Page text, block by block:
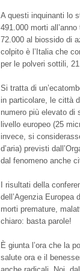
A questi inquinanti lo
491.000 morti
72.000 al biossido di
colpito è l’Italia che
per le polveri sottili,
Si tratta di
in particolare, le città
numero più elevato di
livello europeo (25
invece, si
d’aria) previsti
dal fenomeno anche
I risultati della
dell’Agenzia Europea
morti premature,
chiaro: basta parole!
È giunta l’ora che la
salute ora e il